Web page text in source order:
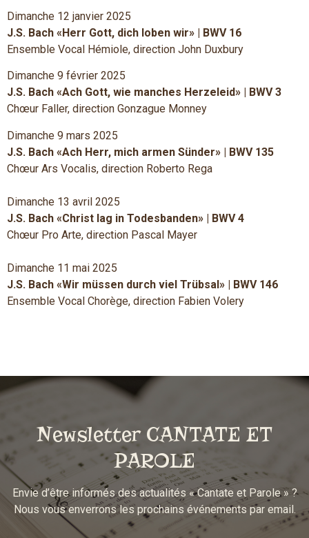
Dimanche 12 janvier 2025
J.S. Bach «Herr Gott, dich loben wir» | BWV 16
Ensemble Vocal Hémiole, direction John Duxbury
Dimanche 9 février 2025
J.S. Bach «Ach Gott, wie manches Herzeleid» | BWV 3
Chœur Faller, direction Gonzague Monney
Dimanche 9 mars 2025
J.S. Bach «Ach Herr, mich armen Sünder» | BWV 135
Chœur Ars Vocalis, direction Roberto Rega
Dimanche 13 avril 2025
J.S. Bach «Christ lag in Todesbanden» | BWV 4
Chœur Pro Arte, direction Pascal Mayer
Dimanche 11 mai 2025
J.S. Bach «Wir müssen durch viel Trübsal» | BWV 146
Ensemble Vocal Chorège, direction Fabien Volery
Newsletter CANTATE ET
PAROLE
Envie d’être informés des actualités « Cantate et Parole » ?
Nous vous enverrons les prochains événements par email.